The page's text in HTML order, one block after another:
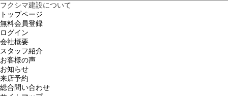
フクシマ建設について
トップページ
無料会員登録
ログイン
会社概要
スタッフ紹介
お客様の声
お知らせ
来店予約
総合問い合わせ